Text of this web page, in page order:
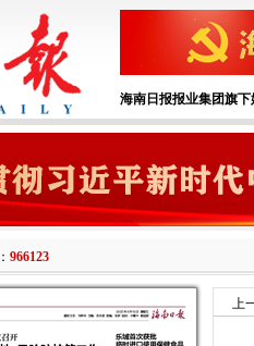
海南日报报业集团旗下
966123
上